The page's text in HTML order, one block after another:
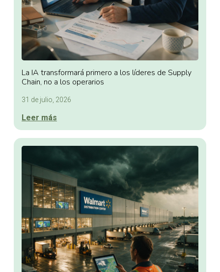
La IA transformará primero a los líderes de Supply
Chain, no a los operarios
31 de julio, 2026
Leer más